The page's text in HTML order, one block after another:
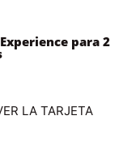
para 2
LA TARJETA